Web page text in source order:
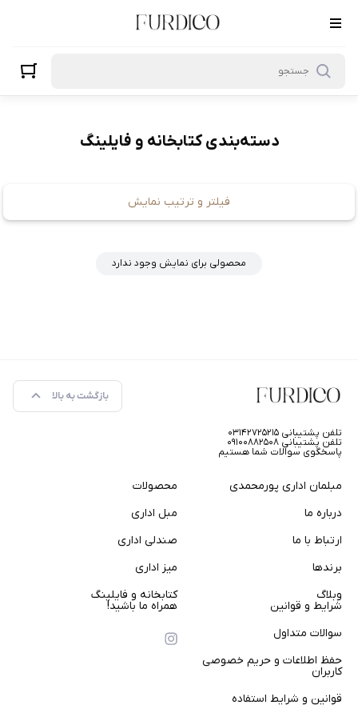
دسته‌بندی کتابخانه و فایلینگ
فیلتر و ترتیب نمایش
محصولی برای نمایش وجود ندارد
بازگشت به بالا
تلفن پشتیبانی ۰۳۱۴۲۷۲۵۲۱۵
تلفن پشتیبانی ۰۹۱۰۰۸۸۲۵۰۸
پاسخگوی سوالات شما هستیم
مبلمان اداری پورمحمدی
درباره ما
ارتباط با ما
برندها
وبلاگ
محصولات
مبل اداری
صندلی اداری
میز اداری
کتابخانه و فایلینگ
شرایط و قوانین
سوالات متداول
حفظ اطلاعات و حریم خصوصی
کاربران
قوانین و شرایط استفاده
همراه ما باشید!